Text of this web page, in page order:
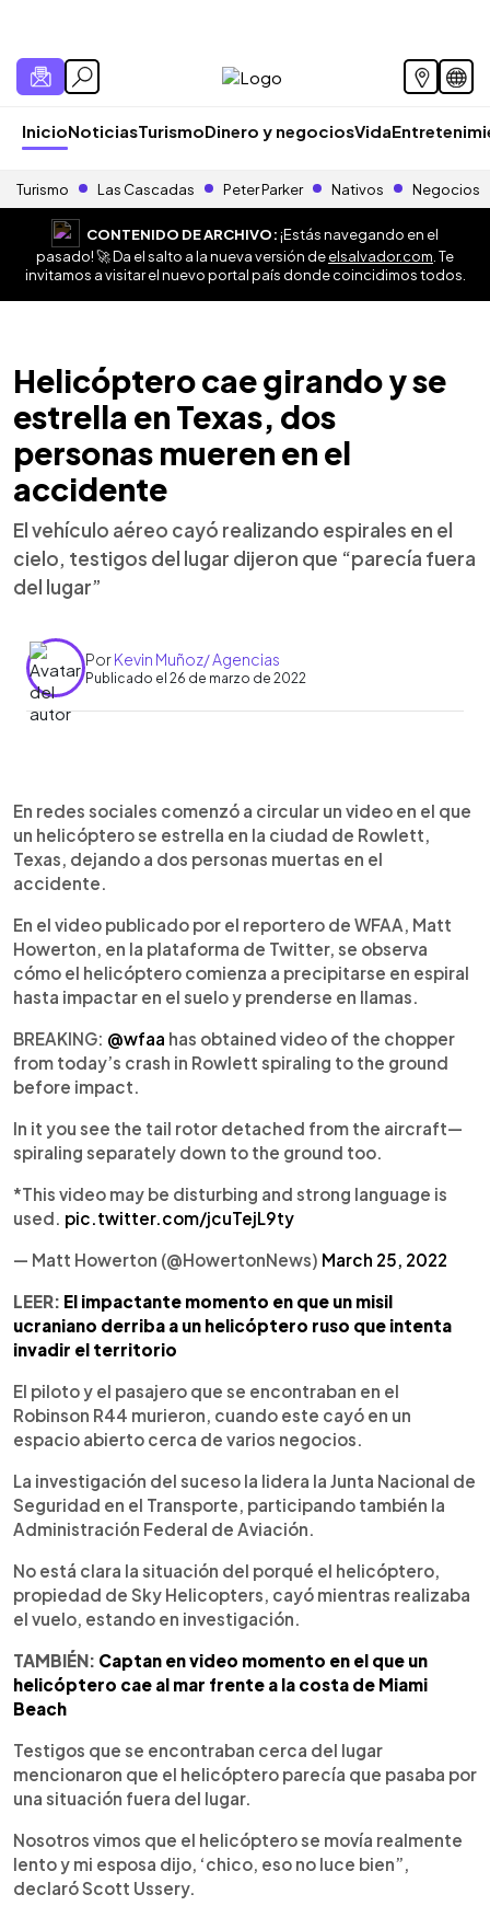
InicioNoticiasTurismoDinero y negociosVida
Turismo Las Cascadas Peter Parker Nativos Negocios
CONTENIDO DE ARCHIVO:¡Estás navegando en el
pasado! 🚀 Da el salto a la nueva versión deelsalvador.com . Te
invitamos a visitar el nuevo portal país donde coincidimos todos.
Helicóptero cae girando y se
estrella en Texas, dos
personas mueren en el
accidente
El vehículo aéreo cayó realizando espirales en el
cielo, testigos del lugar dijeron que “parecía fuera
del lugar”
PorKevin Muñoz/ Agencias
Publicado el 26 de marzo de 2022
► Escuchar artículo
En redes sociales comenzó a circular un video en el que
un helicóptero se estrella en la ciudad de Rowlett,
Texas, dejando a dos personas muertas en el
accidente.
En el video publicado por el reportero de WFAA, Matt
Howerton, en la plataforma de Twitter, se observa
cómo el helicóptero comienza a precipitarse en espiral
hasta impactar en el suelo y prenderse en llamas.
BREAKING: @wfaa has obtained video of the chopper
from today’s crash in Rowlett spiraling to the ground
before impact.
In it you see the tail rotor detached from the aircraft—
spiraling separately down to the ground too.
*This video may be disturbing and strong language is
used. pic.twitter.com/jcuTejL9ty
— Matt Howerton (@HowertonNews) March 25, 2022
LEER: El impactante momento en que un misil
ucraniano derriba a un helicóptero ruso que intenta
invadir el territorio
El piloto y el pasajero que se encontraban en el
Robinson R44 murieron, cuando este cayó en un
espacio abierto cerca de varios negocios.
La investigación del suceso la lidera la Junta Nacional de
Seguridad en el Transporte, participando también la
Administración Federal de Aviación.
No está clara la situación del porqué el helicóptero,
propiedad de Sky Helicopters, cayó mientras realizaba
el vuelo, estando en investigación.
TAMBIÉN: Captan en video momento en el que un
helicóptero cae al mar frente a la costa de Miami
Beach
Testigos que se encontraban cerca del lugar
mencionaron que el helicóptero parecía que pasaba por
una situación fuera del lugar.
Nosotros vimos que el helicóptero se movía realmente
lento y mi esposa dijo, ‘chico, eso no luce bien”,
declaró Scott Ussery.